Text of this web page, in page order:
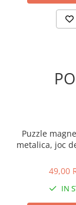
Puzzle
metalica, joc
49,00
IN